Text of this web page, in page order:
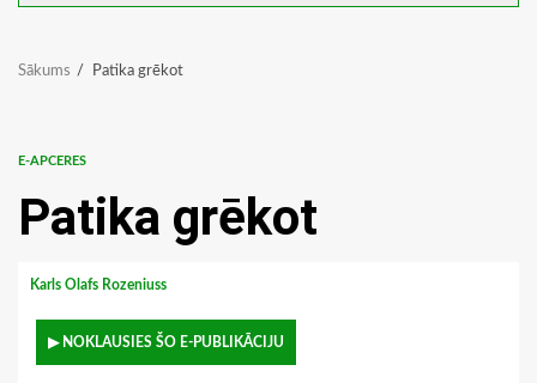
Sākums Patika grēkot
E-APCERES
Patika grēkot
Karls Olafs Rozeniuss
▶ NOKLAUSIES ŠO E-PUBLIKĀCIJU